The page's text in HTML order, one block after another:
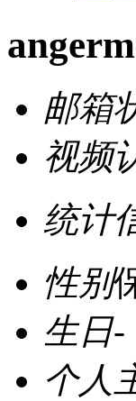
邮箱
视频
统计
性别
生日-
个人